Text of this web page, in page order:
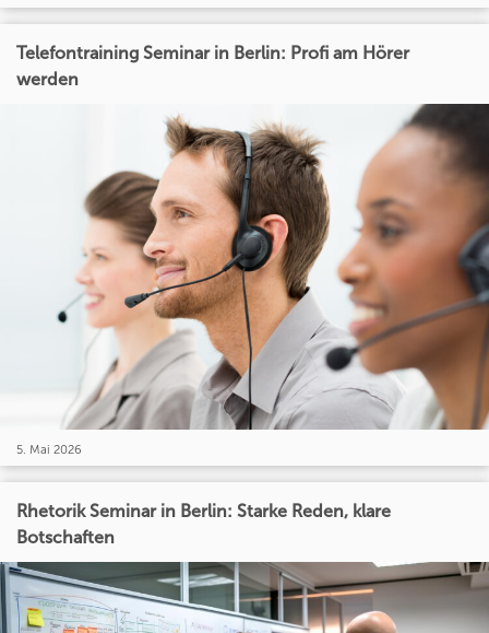
Telefontraining Seminar in Berlin: Profi am Hörer
werden
5. Mai 2026
Rhetorik Seminar in Berlin: Starke Reden, klare
Botschaften